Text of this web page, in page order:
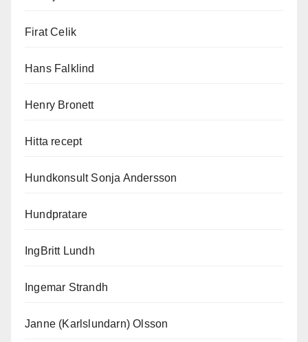
Firat Celik
Hans Falklind
Henry Bronett
Hitta recept
Hundkonsult Sonja Andersson
Hundpratare
IngBritt Lundh
Ingemar Strandh
Janne (Karlslundarn) Olsson